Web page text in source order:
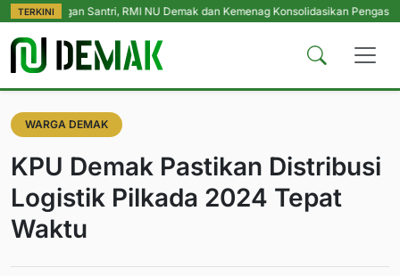
TERKINISantri, RMI NU Demak dan Kemenag Konsolidasikan Pengasuh
WARGA DEMAK
KPU Demak Pastikan Distribusi
Logistik Pilkada 2024 Tepat
Waktu